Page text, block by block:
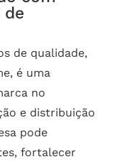
de
de qualidade,
é uma
no
e distribuição
pode
fortalecer